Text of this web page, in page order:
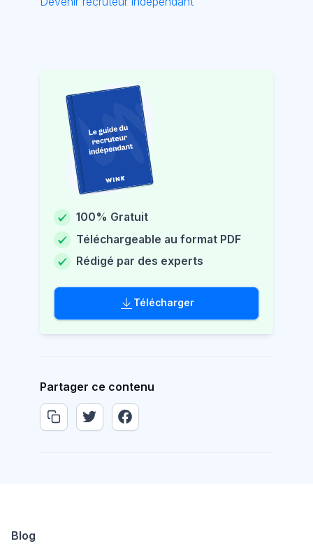
100% Gratuit
Téléchargeable au format PDF
Rédigé par des experts
Télécharger
Partager ce contenu
Blog